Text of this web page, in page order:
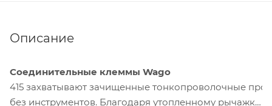
Описание
Соединительные клеммы Wago
415 захватывают зачищенные тонкопроволочные
без инструментов. Благодаря утопленному рычажку